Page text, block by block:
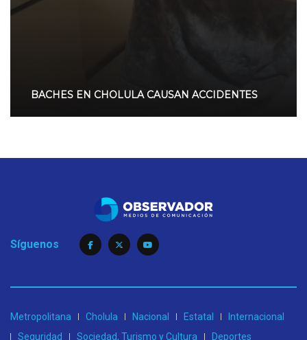
BACHES EN CHOLULA CAUSAN ACCIDENTES
Síguenos
Metropolitana Cholula Nacional Estatal
Internacional
Seguridad
Sociedad, Turismo y Cultura Deportes